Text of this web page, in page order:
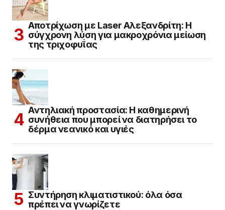
Αποτρίχωση με Laser Αλεξανδρίτη: Η
σύγχρονη λύση για μακροχρόνια μείωση
της τριχοφυΐας
Αντηλιακή προστασία: Η καθημερινή
συνήθεια που μπορεί να διατηρήσει το
δέρμα νεανικό και υγιές
Συντήρηση κλιματιστικού: όλα όσα
πρέπει να γνωρίζετε